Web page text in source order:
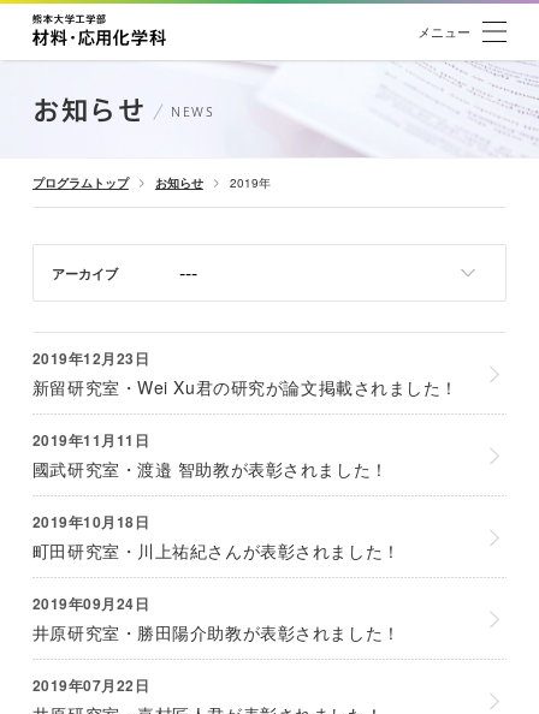
メニュー
お知らせ NEWS
プログラムトップ お知らせ 2019年
アーカイブ
2019年12月23日
新留研究室・Wei Xu君の研究が論文掲載されました！
2019年11月11日
國武研究室・渡邉 智助教が表彰されました！
2019年10月18日
町田研究室・川上祐紀さんが表彰されました！
2019年09月24日
井原研究室・勝田陽介助教が表彰されました！
2019年07月22日